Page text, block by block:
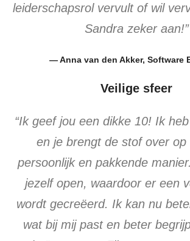
leiderschapsrol vervult of wil
Sandra zeker aan!”
— Anna van den Akker, Software
Veilige sfeer
“Ik geef jou een dikke 10! Ik
en je brengt de stof over op
persoonlijk en pakkende
jezelf open, waardoor er een
wordt gecreëerd. Ik kan nu
wat bij mij past en beter